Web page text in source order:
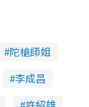
陀槍師姐
李成昌